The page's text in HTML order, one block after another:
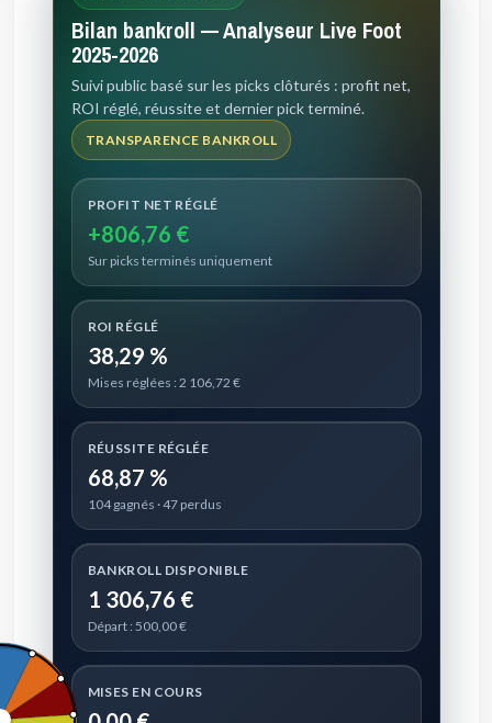
Bilan bankroll — Analyseur Live Foot
2025-2026
Suivi public basé sur les picks clôturés : profit net,
ROI réglé, réussite et dernier pick terminé.
TRANSPARENCE BANKROLL
PROFIT NET RÉGLÉ
+806,76 €
Sur picks terminés uniquement
ROI RÉGLÉ
38,29 %
Mises réglées : 2 106,72 €
RÉUSSITE RÉGLÉE
68,87 %
104 gagnés · 47 perdus
BANKROLL DISPONIBLE
1 306,76 €
Départ : 500,00 €
MISES EN COURS